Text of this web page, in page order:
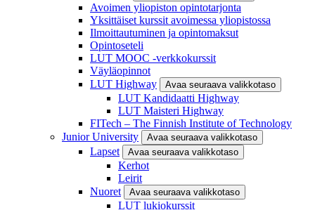
Avoimen yliopiston opintotarjonta
Yksittäiset kurssit avoimessa yliopistossa
Ilmoittautuminen ja opintomaksut
Opintoseteli
LUT MOOC -verkkokurssit
Väyläopinnot
LUT Highway
Avaa seuraava valikkotaso
LUT Kandidaatti Highway
LUT Maisteri Highway
FITech – The Finnish Institute of Technology
Junior University
Avaa seuraava valikkotaso
Lapset Avaa seuraava valikkotaso
Kerhot
Leirit
Nuoret
Avaa seuraava valikkotaso
LUT lukiokurssit